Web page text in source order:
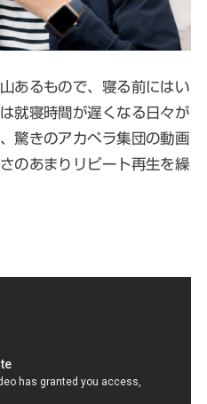
あるもので、寝る前にはい
就寝時間が遅くなる日々が
驚きのアカペラ集団の動画
のあまりリピート再生を繰